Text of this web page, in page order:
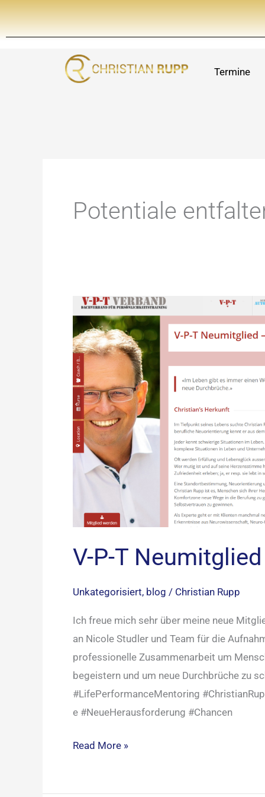
Zum
Inhalt
Termine
Potentiale
V-P-T
Unkategorisiert, blog / Christian Rupp
Ich freue mich sehr über meine neue
an Nicole Studler und Team für die
professionelle Zusammenarbeit um
begeistern und um neue Durchbrüche zu
#LifePerformanceMentoring
e #NeueHerausforderung #Chancen
V-
T
Neumitglied
–
Christian
Rupp
Read More »